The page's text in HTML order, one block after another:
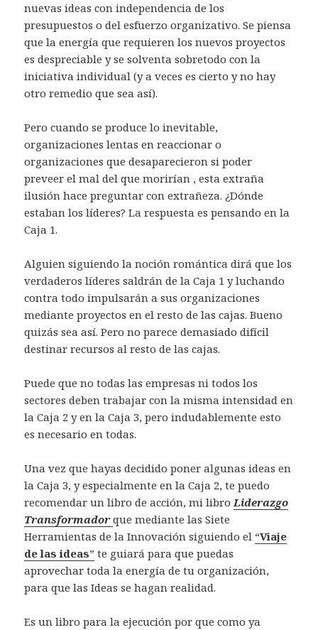
nuevas ideas con independencia de los
presupuestos o del esfuerzo organizativo. Se piensa
que la energía que requieren los nuevos proyectos
es despreciable y se solventa sobretodo con la
iniciativa individual (y a veces es cierto y no hay
otro remedio que sea así).
Pero cuando se produce lo inevitable,
organizaciones lentas en reaccionar o
organizaciones que desaparecieron si poder
preveer el mal del que morirían , esta extraña
ilusión hace preguntar con extrañeza. ¿Dónde
estaban los líderes? La respuesta es pensando en la
Caja 1.
Alguien siguiendo la noción romántica dirá que los
verdaderos líderes saldrán de la Caja 1 y luchando
contra todo impulsarán a sus organizaciones
mediante proyectos en el resto de las cajas. Bueno
quizás sea así. Pero no parece demasiado difícil
destinar recursos al resto de las cajas.
Puede que no todas las empresas ni todos los
sectores deben trabajar con la misma intensidad en
la Caja 2 y en la Caja 3, pero indudablemente esto
es necesario en todas.
Una vez que hayas decidido poner algunas ideas en
la Caja 3, y especialmente en la Caja 2, te puedo
recomendar un libro de acción, mi libroLiderazgo
Transformador que mediante las Siete
Herramientas de la Innovación siguiendo el “Viaje
de las ideas” te guiará para que puedas
aprovechar toda la energía de tu organización,
para que las Ideas se hagan realidad.
Es un libro para la ejecución por que como ya